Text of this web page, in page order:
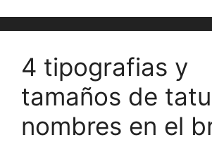
4 tipografias y
tamaños de
nombres en el